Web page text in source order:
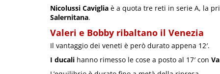
Nicolussi Caviglia è a quota tre reti in serie A, la
Salernitana.
Valeri e Bobby ribaltano il Venezia
Il vantaggio dei veneti è però durato appena 12′.
I ducali hanno rimesso le cose a posto al 17′ con